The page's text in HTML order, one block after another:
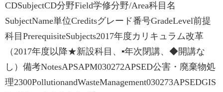
CDSubjectCD分野Field学修分野/Area科目名
SubjectName単位Creditsグレード番号GradeLevel前提
科目PrerequisiteSubjects2017年度カリキュラム改革
（2017年度以降★新設科目、▪年次閉講、◆開講な
し）備考NotesAPSAPM030272APSED公害・廃棄物処
理2300PollutionandWasteManagement030273APSEDGIS